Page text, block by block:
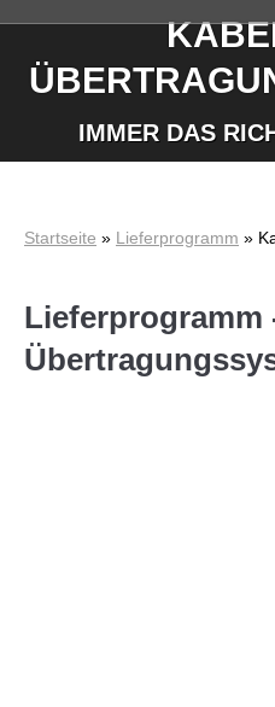
IMMER DAS
Sie
Startseite » Lieferprogramm »
Lieferprogramm